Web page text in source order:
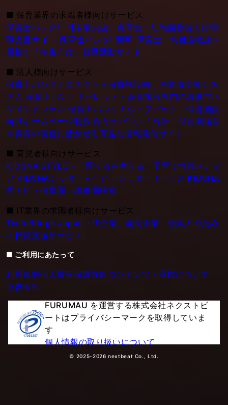
■ 保育業界の求職者様向けサービス
保育士バンク! -日本最大級。保育士・幼稚園教論向け転
職支援サイト 保育士バンク! 新卒-保育士・幼稚園教論を
目指す「学生向け」就職活動サイト
■ 法人様向けサービス
保育士バンク！コネクト - 保育施設向けの業務支援シス
テム 保育士バンク！パレット - 保育施設専門の職員マネ
ジメントツール 保育士バンク！ウェブパック - 保育施設
向けホームページ制作 保育士バンク！総研 - 保育園経営
や保育の実務に活かせる有益な情報発信サイト
■ 育児者様向けサービス
KIDSNA STYLE - 「育てるを考える」子育て情報メディ
ア KIDSNAシッター - ベビーシッターサービス KIDSNA
園ナビ - 保育園・幼稚園検索
■ IT業界の求職者様向けサービス
Tech Bridge Japan - IT企業、成長企業、外国人のため
の転職支援サービス
■ ご利用にあたって
利用規約個人情報保護方針コンテンツ・商標について
運営会社
FURUMAU を運営する株式会社ネクストビ
ートはプライバシーマークを取得していま
す
個人情報の取り扱いについて
© 2025-2026 nextbeat Co., Ltd.